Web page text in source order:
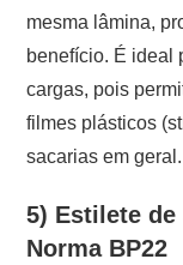
mesma lâmina,
benefício. É ideal
cargas, pois
filmes plásticos
sacarias em geral.
5) Estilete de
Norma BP22